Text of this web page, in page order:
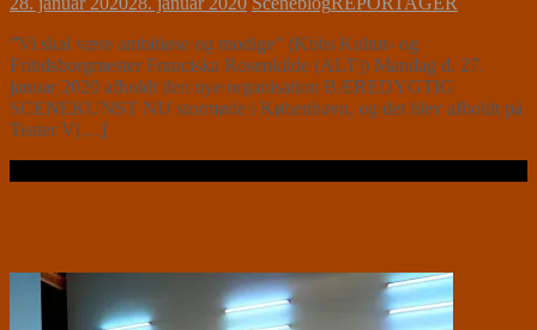
”Vi skal være ambitiøse og modige” (Kbhs Kultur- og
Fritidsborgmester Franciska Rosenkilde (ALT)) Mandag d. 27.
januar 2020 afholdt den nye organisation BÆREDYGTIG
SCENEKUNST NU stormøde i København, og det blev afholdt på
Teater V[…]